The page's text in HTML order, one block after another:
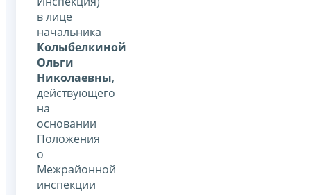
в лице
начальника
Колыбелкиной
Ольги
Николаевны,
действующего
на
основании
Положения
о
Межрайонной
инспекции